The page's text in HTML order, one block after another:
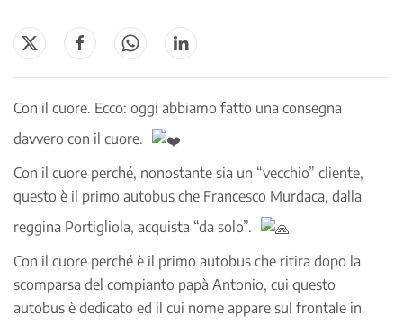
Con il cuore. Ecco: oggi abbiamo fatto una consegna
davvero con il cuore.
Con il cuore perché, nonostante sia un “vecchio” cliente,
questo è il primo autobus che Francesco Murdaca, dalla
reggina Portigliola, acquista “da solo”.
Con il cuore perché è il primo autobus che ritira dopo la
scomparsa del compianto papà Antonio, cui questo
autobus è dedicato ed il cui nome appare sul frontale in